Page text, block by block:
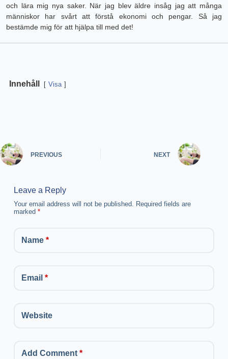
och lära mig nya saker. När jag blev äldre insåg jag att många
människor har svårt att förstå ekonomi och pengar. Så jag
bestämde mig för att hjälpa till med det!
Innehåll Visa
PREVIOUS NEXT
Leave a Reply
Your email address will not be published. Required fields are
marked *
Name*
Email *
Website
Add Comment*